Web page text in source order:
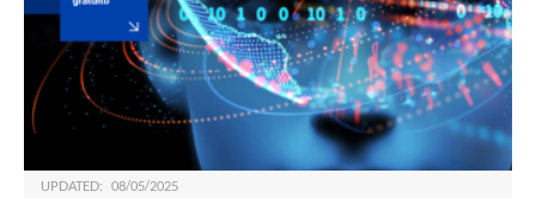
UPDATED: 08/05/2025